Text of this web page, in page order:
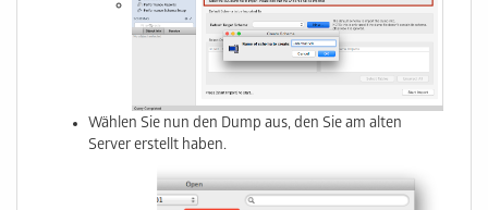
Wählen Sie nun den Dump aus, den Sie am alten
Server erstellt haben.